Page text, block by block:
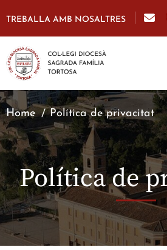
TREBALLA AMB NOSALTRES
Home Política de privacitat
Política de